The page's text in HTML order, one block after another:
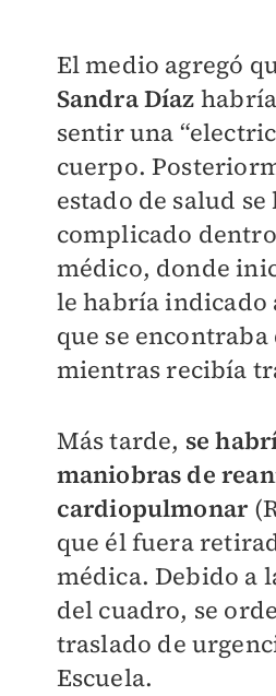
El medio agregó
Sandra Díaz
sentir una
cuerpo.
estado de salud
complicado
médico, donde
le habría indicado
que se
mientras recibía
Más tarde, se
maniobras de
cardiopulmonar
que él fuera
médica. Debido a
del cuadro, se
traslado de
Escuela.